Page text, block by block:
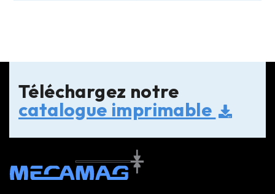
Téléchargez notre
catalogue imprimable